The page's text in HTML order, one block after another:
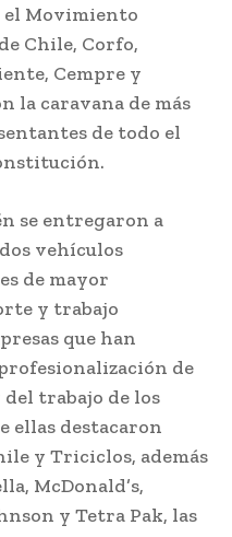
el Movimiento
Chile, Corfo,
Cempre y
la caravana de más
de todo el
se entregaron a
vehículos
de mayor
y trabajo
que han
de
trabajo de los
ellas destacaron
y Triciclos, además
McDonald’s,
y Tetra Pak, las